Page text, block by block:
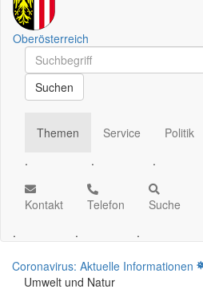
Oberösterreich
Schnellsuche
Schnellsuche
Suchen
Themen
.
Service
.
Politik
.
Kontakt
.
Telefon
.
Suche
.
Coronavirus: Aktuelle Informationen
Umwelt und Natur